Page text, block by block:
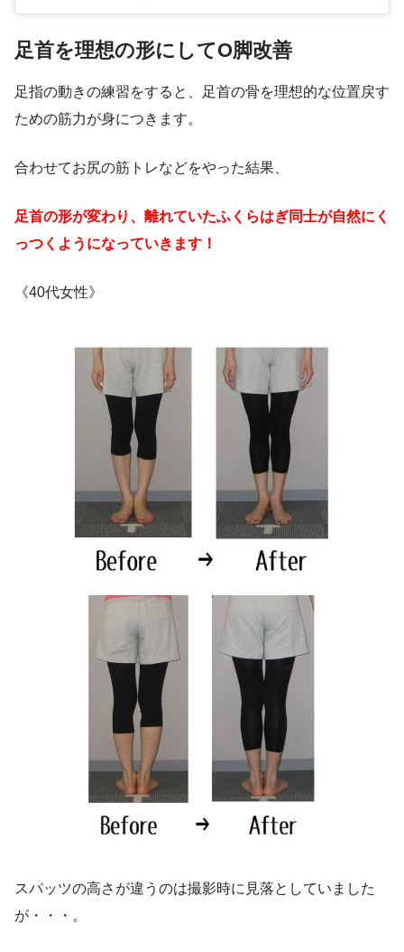
足首を理想の形にしてO脚改善
足指の動きの練習をすると、足首の骨を理想的な位置戻す
ための筋力が身につきます。
合わせてお尻の筋トレなどをやった結果、
足首の形が変わり、離れていたふくらはぎ同士が自然にく
っつくようになっていきます！
《40代女性》
スパッツの高さが違うのは撮影時に見落としていました
が・・・。